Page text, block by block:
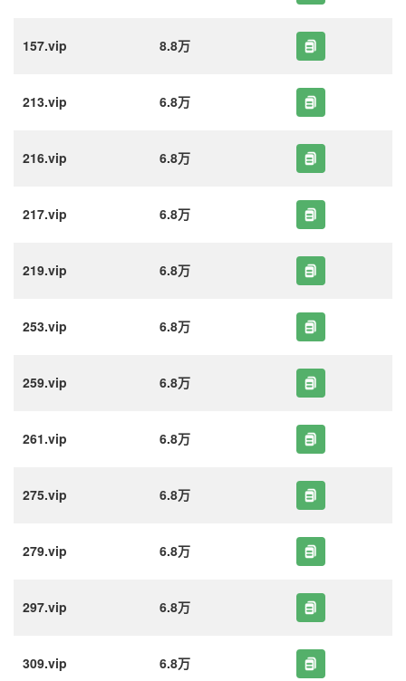
157.vip 8.8万
213.vip 6.8万
216.vip 6.8万
217.vip 6.8万
219.vip 6.8万
253.vip 6.8万
259.vip 6.8万
261.vip 6.8万
275.vip 6.8万
279.vip 6.8万
297.vip 6.8万
309.vip 6.8万